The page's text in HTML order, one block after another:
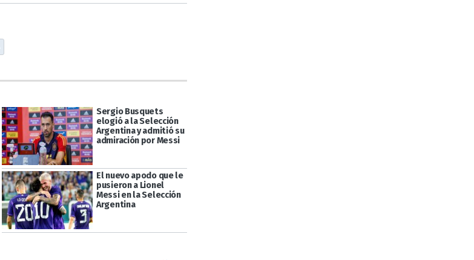
Sergio Busquets
elogió a la Selección
Argentina y admitió su
admiración por Messi
El nuevo apodo que le
pusieron a Lionel
Messi en la Selección
Argentina